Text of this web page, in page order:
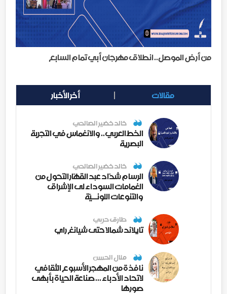
من أرض الموصل.. انطلاق مهرجان أبي تمام السابع
مقالات أخر الأخبار
خالد خضير الصالحي
الخط العربي.. والانغماس في التجربة
البصرية
خالد خضير الصالحي
الرسام شدّاد عبد القهّار التحول من
الغمامات السوداء لى الإشراق
والتنوعات اللونــيّة
طارق حربي
تايلاند شمالا حتى شيانغ راي
منال الحسن
نافذة من المهجر الأسبوع الثقافي
لاتحاد الأدباء ... صناعة الحياة بأبهى
صورها